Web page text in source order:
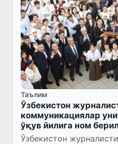
Таълим
Ўзбекистон
коммуникациялар
ўқув йилига ном
Ўзбекистон